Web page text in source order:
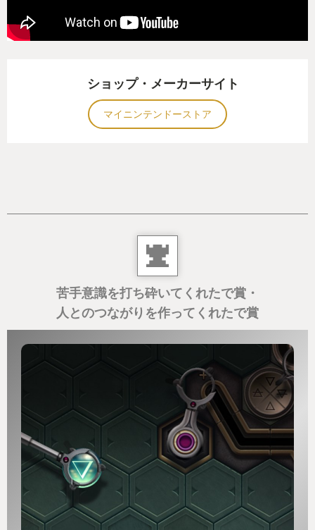
体験版にドップリのめり込んでいたからだろう。
■■■ 絵心は二の次で良いサンドボックス ■■■
Factorioはどんなゲームか。一言で言えば最近フォ
詳細は私の寝言よりSteamレビューでも見てもらっ
たほうが手っ取り早い。(なおSteamレビューを見る
際は、様子のおかしいレビュアー各位の「総プレイ
時間」も必見である。私もプレイ時間を勉強時間に
当てていれば行政書士試験を2回合格できるくらいの
時間をつぎ込んだ。後悔はない。)
サンドボックスゲームの範疇だけれど、Minecraftや
Terrariaと最も異なる点はビジュアルより機能を作り
込むことに主眼が置かれる点だ。
製品を効率よく生産することが重視され、ビジュア
ルの良し悪しはさほど問題にならない(もちろん見た
目にこだわりたければそれも良い)。何か作りたい気
持ちはあるけれど絵心はない自分にはぴったりだっ
た。
ショップ・メーカーサイト
マイニンテンドーストア
苦手意識を打ち砕いてくれたで賞・
人とのつながりを作ってくれたで賞